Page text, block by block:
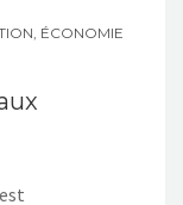
, ÉCONOMIE